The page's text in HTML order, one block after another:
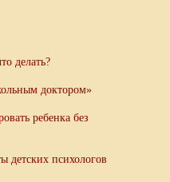
делать?
доктором»
ребенка без
детских психологов